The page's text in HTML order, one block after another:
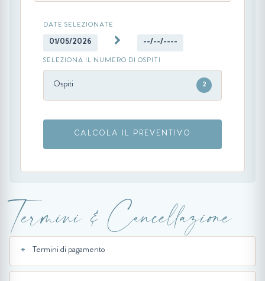
DATE SELEZIONATE
01/05/2026 --/--/----
SELEZIONA IL NUMERO DI OSPITI
Ospiti 2
CALCOLA IL PREVENTIVO
Termini & Cancellazione
Termini di pagamento